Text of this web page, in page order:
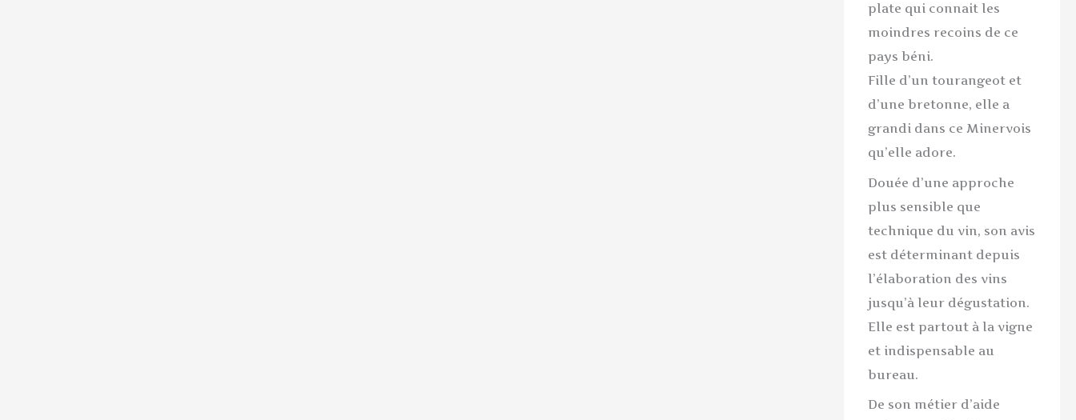
plate qui connait les
moindres recoins de ce
pays béni.
Fille d’un tourangeot et
d’une bretonne, elle a
grandi dans ce Minervois
qu’elle adore.
Douée d’une approche
plus sensible que
technique du vin, son avis
est déterminant depuis
l’élaboration des vins
jusqu’à leur dégustation.
Elle est partout à la vigne
et indispensable au
bureau.
De son métier d’aide